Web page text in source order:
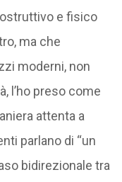
e fisico
ma che
moderni, non
l’ho preso come
attenta a
parlano di “un
bidirezionale tra